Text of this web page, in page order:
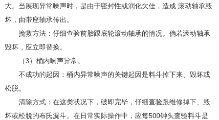
大。当展现异常噪声时，是由于密封性或润化欠佳，造成 滚动轴承毁
坏，由带座轴承传出。
挽救方法：仔细查验前胎跟底轮滚动轴承的情况。倘若滚动轴承
毁坏，应立即替换。
（3）桶内响声异常。
不成功的起因：桶内异常噪声的关键起因是料斗掉下来、毁坏或
松脱。
清除方式：在这类状况下，破即完毕，仔细查验跟维修掉下、毁
坏或松脱的布氏漏斗。在日常实际操作中，应每500钟头查验料斗是